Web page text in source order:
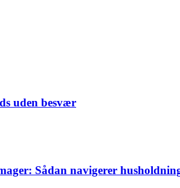
uden besvær
Sådan navigerer